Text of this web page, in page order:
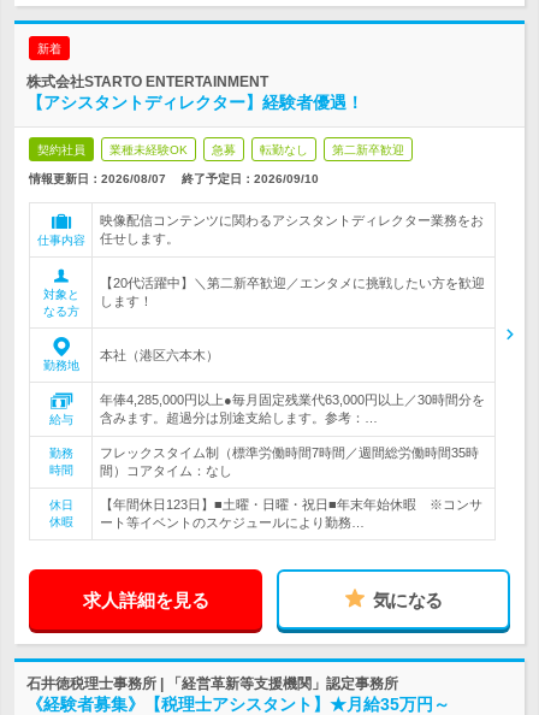
新着
株式会社STARTO ENTERTAINMENT
【アシスタントディレクター】経験者優遇！
契約社員 業種未経験OK 急募 転勤なし 第二新卒歓迎
情報更新日：2026/08/07 終了予定日： 2026/09/10
仕事内容
映像配信コンテンツに関わるアシスタントディレクター業務をお
任せします。
対象と
なる方
【20代活躍中】＼第二新卒歓迎／エンタメに挑戦したい方を歓迎
します！
勤務地
本社（港区六本木）
給与
年俸4,285,000円以上●毎月固定残業代63,000円以上／30時間分を
含みます。超過分は別途支給します。参考：…
勤務
時間
フレックスタイム制（標準労働時間7時間／週間総労働時間35時
間）コアタイム：なし
休日
休暇
【年間休日123日】■土曜・日曜・祝日■年末年始休暇 ※コンサ
ート等イベントのスケジュールにより勤務…
求人詳細を見る 気になる
石井徳税理士事務所 | 「経営革新等支援機関」認定事務所
《経験者募集》【税理士アシスタント】★月給35万円～